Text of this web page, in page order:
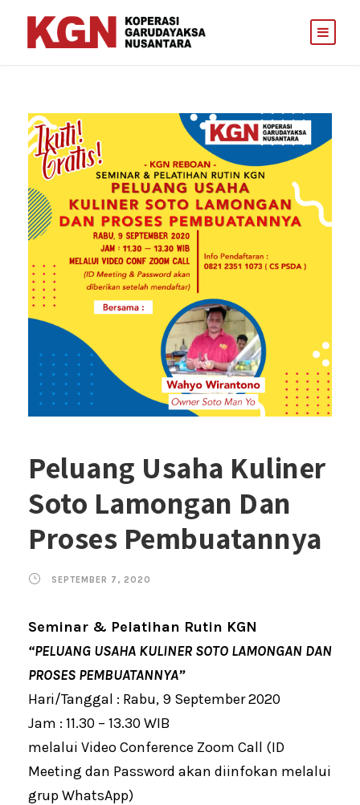
Peluang Usaha Kuliner
Soto Lamongan Dan
Proses Pembuatannya
SEPTEMBER 7, 2020
Seminar & Pelatihan Rutin KGN
“PELUANG USAHA KULINER SOTO LAMONGAN DAN
PROSES PEMBUATANNYA”
Hari/Tanggal : Rabu, 9 September 2020
Jam : 11.30 – 13.30 WIB
melalui Video Conference Zoom Call (ID
Meeting dan Password akan diinfokan melalui
grup WhatsApp)